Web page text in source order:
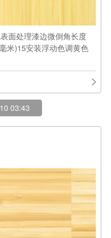
面处理漆边微倒角长度
米)15安装浮动色调黄色